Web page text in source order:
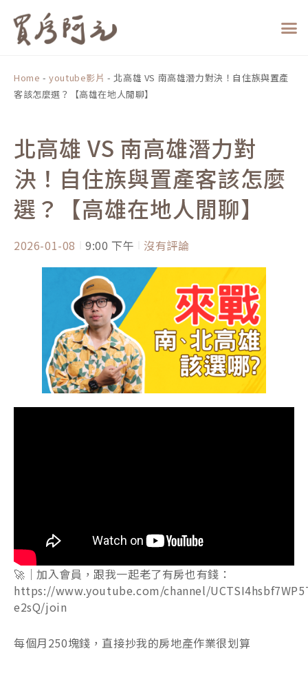
Home -youtube影片 -北高雄 VS 南高雄潛力對決！自住族與置產
客該怎麼選？【高雄在地人閒聊】
北高雄 VS 南高雄潛力對
決！自住族與置產客該怎麼
選？【高雄在地人閒聊】
2026-01-08 9:00 下午 沒有評論
🚀｜加入會員，跟我一起老了有房也有錢：
https://www.youtube.com/channel/
e2sQ/join
每個月250塊錢，直接抄我的房地產作業很划算